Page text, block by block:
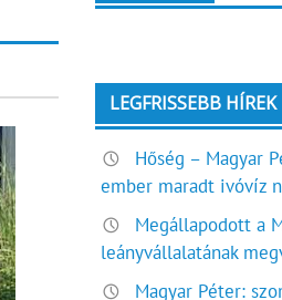
LEGFRISSEBB HÍREK
Hőség – Magyar
ember maradt ivóvíz
Megállapodott a
leányvállalatának
Magyar Péter: